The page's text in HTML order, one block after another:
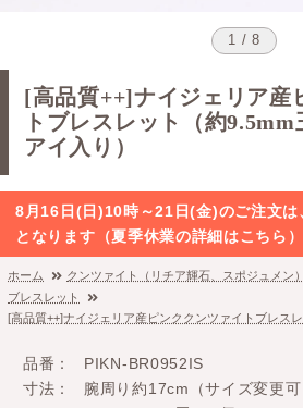
1 / 8
[高品質++]ナイジェリア産
トブレスレット（約
アイ入り）
8月16日(日)10時～21日(金)のご注文
となります（夏季休業の詳細はこちら）
ホーム クンツァイト（リチア輝石、スポジュメン）
ブレスレット
[高品質++]ナイジェリア産ピンククンツァイトブレス
品番
PIKN-BR0952IS
寸法
腕周り約17cm（サイズ変更可